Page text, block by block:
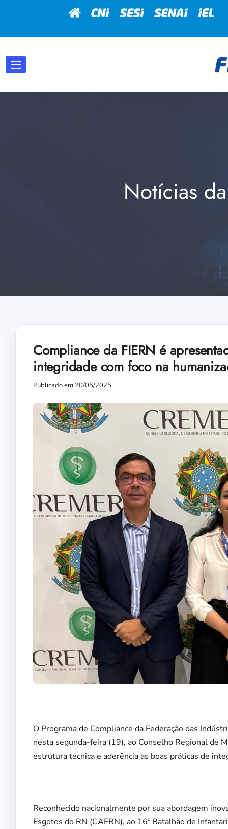
Notícias
Compliance da FIERN é
integridade com foco na
Publicado em 20/05/2025
O Programa de Compliance da Federação das
nesta segunda-feira (19), ao Conselho Regional de
estrutura técnica e aderência às boas práticas de
Reconhecido nacionalmente por sua abordagem
Esgotos do RN (CAERN), ao 16º Batalhão de